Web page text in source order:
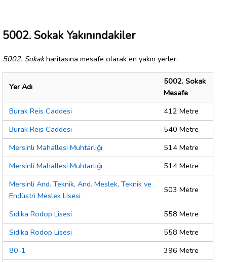
5002. Sokak Yakınındakiler
5002. Sokakharitasına mesafe olarak en yakın yerler:
Yer Adı
5002. Sokak
Mesafe
Burak Reis Caddesi
412 Metre
Burak Reis Caddesi
540 Metre
Mersinli Mahallesi Muhtarlığı
514 Metre
Mersinli Mahallesi Muhtarlığı
514 Metre
Mersinli And. Teknik, And. Meslek, Teknik ve
Endüstri Meslek Lisesi
503 Metre
Sıdıka Rodop Lisesi
558 Metre
Sıdıka Rodop Lisesi
558 Metre
80-1
396 Metre